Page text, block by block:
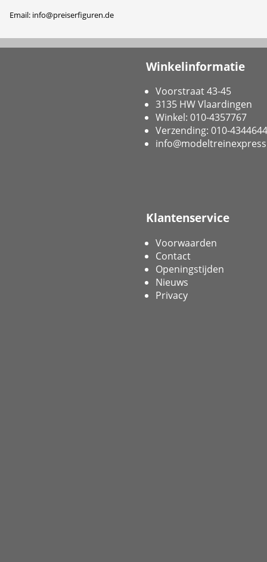
Email: info@preiserfiguren.de
Winkelinformatie
Voorstraat 43-45
3135 HW Vlaardingen
Winkel: 010-4357767
Verzending: 010-4344644
Klantenservice
Voorwaarden
Contact
Openingstijden
Nieuws
Privacy